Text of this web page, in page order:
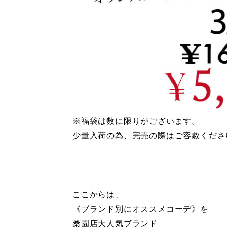
※福袋は数に限りがございます。
少量入荷の為、完売の際はご容赦くだ
ここからは、
《ブランド別にオススメコーデ》を
桑園店大人気ブランド